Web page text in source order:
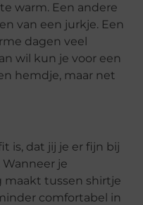
warm. Een andere
van een jurkje. Een
dagen veel
wil kun je voor een
hemdje, maar net
is, dat jij je er fijn bij
je
maakt tussen shirtje
comfortabel in